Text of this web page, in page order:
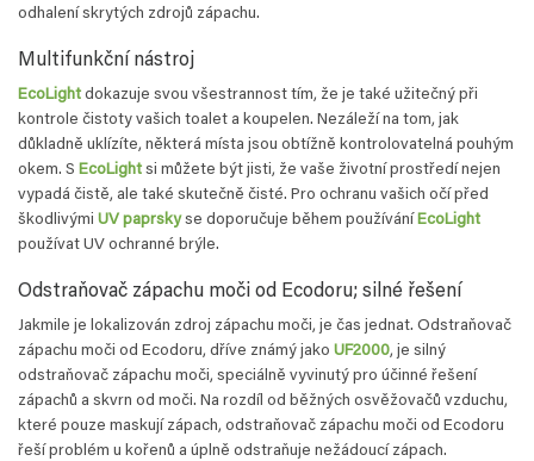
odhalení skrytých zdrojů zápachu.
Multifunkční nástroj
EcoLight dokazuje svou všestrannost tím, že je také užitečný při
kontrole čistoty vašich toalet a koupelen. Nezáleží na tom, jak
důkladně uklízíte, některá místa jsou obtížně kontrolovatelná pouhým
okem. S EcoLight si můžete být jisti, že vaše životní prostředí nejen
vypadá čistě, ale také skutečně čisté. Pro ochranu vašich očí před
škodlivými UV paprskyse doporučuje během používání EcoLight
používat UV ochranné brýle.
Odstraňovač zápachu moči od Ecodoru; silné řešení
Jakmile je lokalizován zdroj zápachu moči, je čas jednat. Odstraňovač
zápachu moči od Ecodoru, dříve známý jako UF2000, je silný
odstraňovač zápachu moči, speciálně vyvinutý pro účinné řešení
zápachů a skvrn od moči. Na rozdíl od běžných osvěžovačů vzduchu,
které pouze maskují zápach, odstraňovač zápachu moči od Ecodoru
řeší problém u kořenů a úplně odstraňuje nežádoucí zápach.